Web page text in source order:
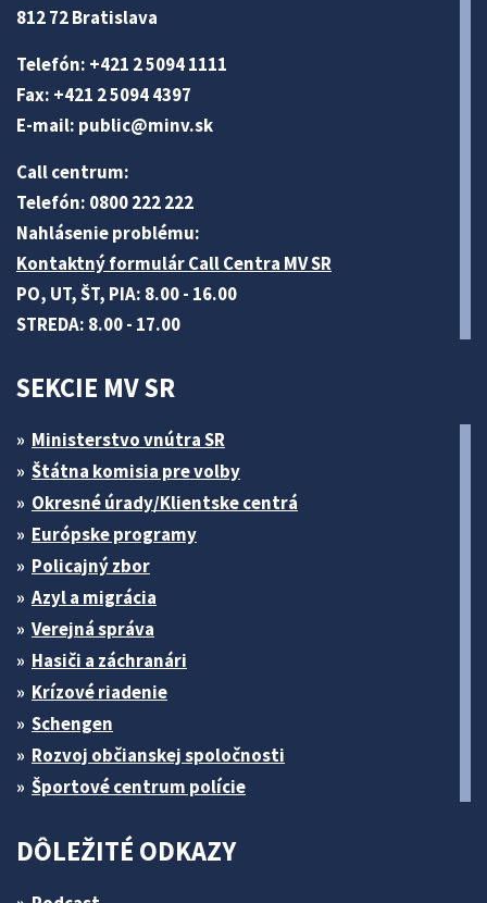
812 72 Bratislava
Telefón: +421 2 5094 1111
Fax: +421 2 5094 4397
E-mail: public@minv.sk
Call centrum:
Telefón: 0800 222 222
Nahlásenie problému:
Kontaktný formulár Call Centra MV SR
PO, UT, ŠT, PIA: 8.00 - 16.00
STREDA: 8.00 - 17.00
SEKCIE MV SR
Ministerstvo vnútra SR
Štátna komisia pre volby
Okresné úrady/Klientske centrá
Európske programy
Policajný zbor
Azyl a migrácia
Verejná správa
Hasiči a záchranári
Krízové riadenie
Schengen
Rozvoj občianskej spoločnosti
Športové centrum polície
DÔLEŽITÉ ODKAZY